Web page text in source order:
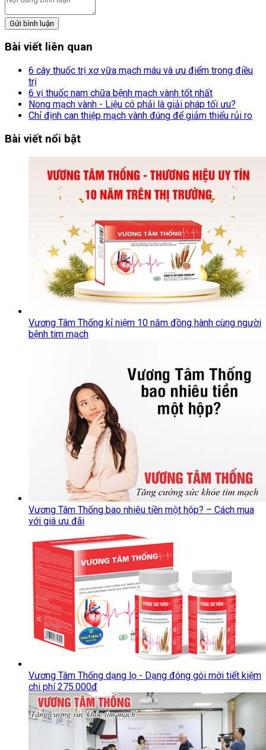
Gửi bình luận
Bài viết liên quan
6 cây thuốc trị xơ vữa mạch máu và ưu điểm trong điều
trị
6 vị thuốc nam chữa bệnh mạch vành tốt nhất
Nong mạch vành - Liệu có phải là giải pháp tối ưu?
Chỉ định can thiệp mạch vành đúng để giảm thiểu rủi ro
Bài viết nổi bật
Vương Tâm Thống kỉ niệm 10 năm đồng hành cùng người
bệnh tim mạch
Vương Tâm Thống bao nhiêu tiền một hộp? – Cách mua
với giá ưu đãi
Vương Tâm Thống dạng lọ - Dạng đóng gói mới tiết kiệm
chi phí 275.000đ